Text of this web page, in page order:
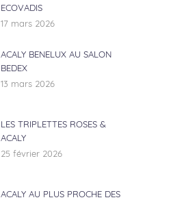
ECOVADIS
17 mars 2026
ACALY BENELUX AU SALON
BEDEX
13 mars 2026
LES TRIPLETTES ROSES &
ACALY
25 février 2026
ACALY AU PLUS PROCHE DES